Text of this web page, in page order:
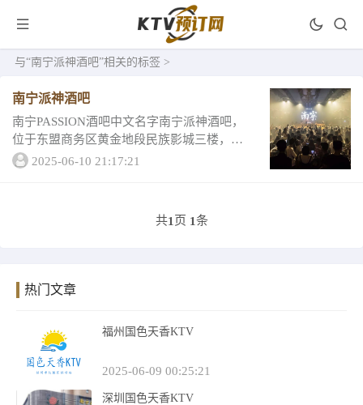
与“南宁派神酒吧”相关的标签 >
南宁派神酒吧
南宁PASSION酒吧中文名字南宁派神酒吧，
位于东盟商务区黄金地段民族影城三楼，有
弹簧舞台，大厅座位近100个 有散台 半卡 卡
2025-06-10 21:17:21
共1 页 1条
热门文章
福州国色天香KTV
2025-06-09 00:25:21
深圳国色天香KTV